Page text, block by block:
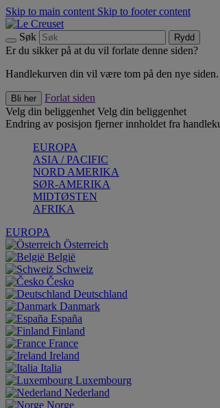
Skip to main content Skip to footer content
Søk Rydd
Er du sikker på at du vil forlate denne siden?
Handlekurven din vil være tom på den nye
Bli her
Forlat siden
Velg din beliggenhet Velg din beliggenhet
Endring av posisjon fjerner innholdet fra
EUROPA
ASIA / PACIFIC
NORD AMERIKA
SØR-AMERIKA
MIDTØSTEN
AFRIKA
EUROPA
Österreich
België
Schweiz
Česko
Deutschland
Danmark
España
Finland
France
Ireland
Italia
Luxembourg
Nederland
Norge